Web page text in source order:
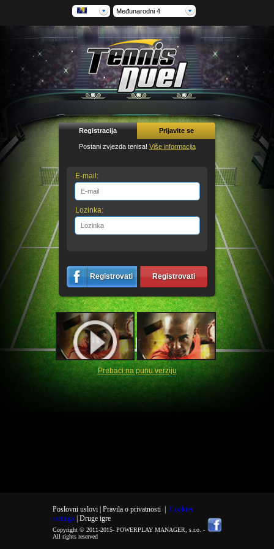
Međunarodni 4
Registracija Prijavite se
Postani zvjezda tenisa! Više informacija
E-mail:
Lozinka:
Registrovati Registrovati
Prebaci na punu verziju
Poslovni uslovi | Pravila o privatnosti| Cookies
settings
| Druge igre
Copyright © 2011-2015- POWERPLAY MANAGER, s.r.o. -
All rights reserved